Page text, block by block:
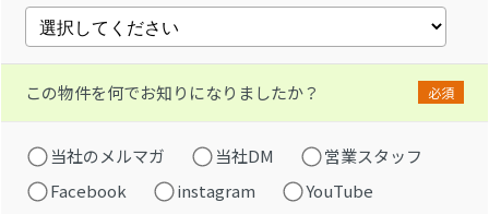
この物件を何でお知りになりましたか？ 必須
当社のメルマガ 当社DM
営業スタッフ
Facebook
instagram
YouTube